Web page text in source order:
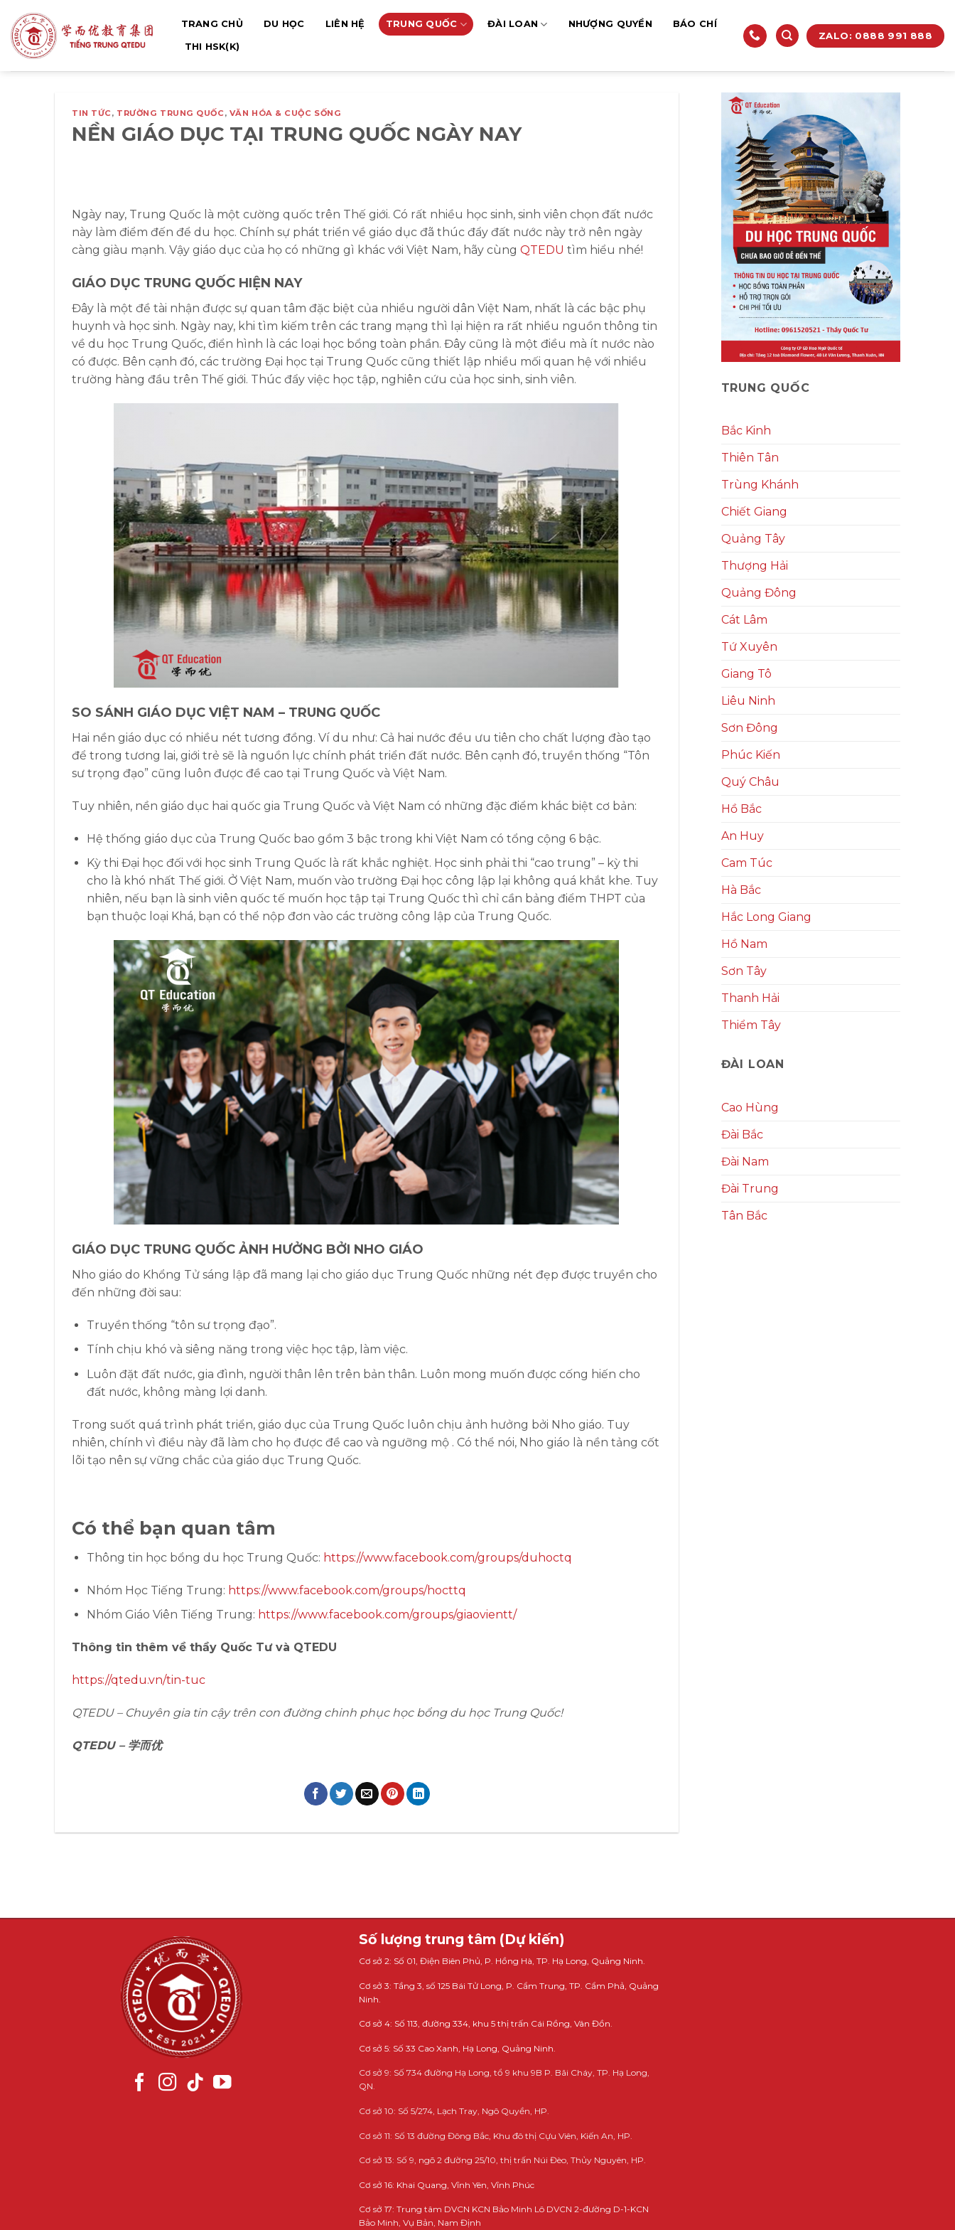
qua
nội
dung
TRANG CHỦ DU HỌC LIÊN HỆ TRUNG QUỐC ĐÀI LOAN NHƯỢNG QUYỀN BÁO CHÍ
THI HSK(K)
ZALO: 0888 991 888
TIN TỨC, TRƯỜNG TRUNG QUỐC, VĂN HÓA & CUỘC SỐNG
NỀN GIÁO DỤC TẠI TRUNG QUỐC NGÀY NAY
Ngày nay, Trung Quốc là một cường quốc trên Thế giới. Có rất nhiều học sinh, sinh viên chọn đất nước
này làm điểm đến để du học. Chính sự phát triển về giáo dục đã thúc đẩy đất nước này trở nên ngày
càng giàu mạnh. Vậy giáo dục của họ có những gì khác với Việt Nam, hãy cùng QTEDU tìm hiểu nhé!
GIÁO DỤC TRUNG QUỐC HIỆN NAY
Đây là một đề tài nhận được sự quan tâm đặc biệt của nhiều người dân Việt Nam, nhất là các bậc phụ
huynh và học sinh. Ngày nay, khi tìm kiếm trên các trang mạng thì lại hiện ra rất nhiều nguồn thông tin
về du học Trung Quốc, điển hình là các loại học bổng toàn phần. Đây cũng là một điều mà ít nước nào
có được. Bên cạnh đó, các trường Đại học tại Trung Quốc cũng thiết lập nhiều mối quan hệ với nhiều
trường hàng đầu trên Thế giới. Thúc đẩy việc học tập, nghiên cứu của học sinh, sinh viên.
SO SÁNH GIÁO DỤC VIỆT NAM – TRUNG QUỐC
Hai nền giáo dục có nhiều nét tương đồng. Ví du như: Cả hai nước đều ưu tiên cho chất lượng đào tạo
để trong tương lai, giới trẻ sẽ là nguồn lực chính phát triển đất nước. Bên cạnh đó, truyền thống “Tôn
sư trọng đạo” cũng luôn được đề cao tại Trung Quốc và Việt Nam.
Tuy nhiên, nền giáo dục hai quốc gia Trung Quốc và Việt Nam có những đặc điểm khác biệt cơ bản:
Hệ thống giáo dục của Trung Quốc bao gồm 3 bậc trong khi Việt Nam có tổng cộng 6 bậc.
Kỳ thi Đại học đối với học sinh Trung Quốc là rất khắc nghiệt. Học sinh phải thi “cao trung” – kỳ thi
cho là khó nhất Thế giới. Ở Việt Nam, muốn vào trường Đại học công lập lại không quá khắt khe. Tuy
nhiên, nếu bạn là sinh viên quốc tế muốn học tập tại Trung Quốc thì chỉ cần bảng điểm THPT của
bạn thuộc loại Khá, bạn có thể nộp đơn vào các trường công lập của Trung Quốc.
GIÁO DỤC TRUNG QUỐC ẢNH HƯỞNG BỞI NHO GIÁO
Nho giáo do Khổng Tử sáng lập đã mang lại cho giáo dục Trung Quốc những nét đẹp được truyền cho
đến những đời sau:
Truyền thống “tôn sư trọng đạo”.
Tính chịu khó và siêng năng trong việc học tập, làm việc.
Luôn đặt đất nước, gia đình, người thân lên trên bản thân. Luôn mong muốn được cống hiến cho
đất nước, không màng lợi danh.
Trong suốt quá trình phát triển, giáo dục của Trung Quốc luôn chịu ảnh hưởng bởi Nho giáo. Tuy
nhiên, chính vì điều này đã làm cho họ được đề cao và ngưỡng mộ . Có thể nói, Nho giáo là nền tảng cốt
lõi tạo nên sự vững chắc của giáo dục Trung Quốc.
Có thể bạn quan tâm
Thông tin học bổng du học Trung Quốc: https://www.facebook.com/groups/duhoctq
Nhóm Học Tiếng Trung: https://www.facebook.com/groups/hocttq
Nhóm Giáo Viên Tiếng Trung: https://www.facebook.com/groups/giaovientt/
Thông tin thêm về thầy Quốc Tư và QTEDU
https://qtedu.vn/tin-tuc
QTEDU – Chuyên gia tin cậy trên con đường chinh phục học bổng du học Trung Quốc!
QTEDU – 学而优
TRUNG QUỐC
Bắc Kinh
Thiên Tân
Trùng Khánh
Chiết Giang
Quảng Tây
Thượng Hải
Quảng Đông
Cát Lâm
Tứ Xuyên
Giang Tô
Liêu Ninh
Sơn Đông
Phúc Kiến
Quý Châu
Hồ Bắc
An Huy
Cam Túc
Hà Bắc
Hắc Long Giang
Hồ Nam
Sơn Tây
Thanh Hải
Thiểm Tây
ĐÀI LOAN
Cao Hùng
Đài Bắc
Đài Nam
Đài Trung
Tân Bắc
Số lượng trung tâm (Dự kiến)
Cơ sở 2: Số 01, Điện Biên Phủ, P. Hồng Hà, TP. Hạ Long, Quảng Ninh.
Cơ sở 3: Tầng 3, số 125 Bái Tử Long, P. Cẩm Trung, TP. Cẩm Phả, Quảng
Ninh.
Cơ sở 4: Số 113, đường 334, khu 5 thị trấn Cái Rồng, Vân Đồn.
Cơ sở 5: Số 33 Cao Xanh, Hạ Long, Quảng Ninh.
Cơ sở 9: Số 734 đường Hạ Long, tổ 9 khu 9B P. Bãi Cháy, TP. Hạ Long,
QN.
Cơ sở 10: Số 5/274, Lạch Tray, Ngô Quyền, HP.
Cơ sở 11: Số 13 đường Đông Bắc, Khu đô thị Cựu Viên, Kiến An, HP.
Cơ sở 13: Số 9, ngõ 2 đường 25/10, thị trấn Núi Đèo, Thủy Nguyên, HP.
Cơ sở 16: Khai Quang, Vĩnh Yên, Vĩnh Phúc
Cơ sở 17: Trung tâm DVCN KCN Bảo Minh Lô DVCN 2-đường D-1-KCN
Bảo Minh, Vụ Bản, Nam Định